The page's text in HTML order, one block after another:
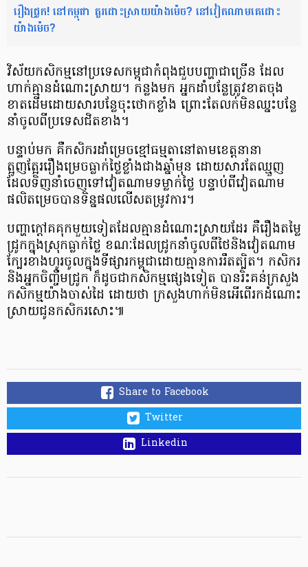
រឿងជ្រូក! នៅ​កម្ពុជា គួរដោះស្រាយ​យ៉ាងម៉េច? នៅ​វៀតណាម​គេ​ដោះ​
យ៉ាង​ម៉េច?
វិស័យ​កសិកម្ម​នៅ​ប្រទេស​កម្ពុជា​កំពុង​ជួប​បញ្ហា​ជាច្រើន​ ដែល​
ហាក់​គ្មាន​ដំណោះស្រាយ។ កន្លង​មក អ្នក​ដាំ​បន្លែ​ត្រូវ​ខាត​ចុង​
ខាត​ដើម​ដោយសារ​បន្លែ​ចុះ​ថោក​ខ្លាំង ព្រោះ​តែលក់​មិន​ឈ្នះ​បន្លែ​
នាំ​ចូល​ពីប្រទេស​ជិតខាង។
បន្ទាប់​មក គឺ​កសិករ​ដាំ​ម្រេច​ខ្មៅ​ធម្មតា​នៅ​តាម​ខេត្ត​នានា
ត្អូញត្អែរ​រឿង​ម្រេច​ធ្លាក់​ថ្លៃ​ខ្លាំង​ជាង​ឆ្នាំ​មុន ដោយសារតែ​ឈ្មួញ​
ដែលទិញ​នាំ​ចេញ​ទៅ​វៀតណាម​ទម្លាក់ថ្លៃ បន្ទាប់​ពី​វៀតណាម​
ផលិត​ម្រេច​បាន​ទិន្នផល​លើស​តម្រូវការ។
បញ្ហា​ក្ដៅ​គគុក​មួយ​ទៀត​ដែល​គ្មាន​ដំណោះស្រាយ​ដែរ គឺ​រឿង​តម្លៃ​
ជ្រូក​ក្នុង​ស្រុក​ធ្លាក់​ថ្លៃ​ ខណៈ​ដែល​ជ្រូក​នាំ​ចូល​ពី​ថៃ​និង​វៀតណាម​
ក្បែរ​ខាង​ហូរ​ចូល​ក្នុង​ទីផ្សារ​កម្ពុជា​ដោយ​គ្មាន​ការរឹតត្បិត។ កសិករ​​
និង​អ្នក​ចិញ្ចឹម​ជ្រូក​ ក៏ដូចជា​កសិកម្ម​ផ្សេង​ទៀត បាន​រិះគន់​ក្រសួង​
កសិកម្ម​យ៉ាង​ចាស់​ដៃ ដោយ​ថា​ ក្រសួង​ហាក់​មិន​អើ​ពើ​រក​ដំណោះ
ស្រាយ​ជូន​កសិករ​សោះ៕
Share to Facebook
Twitter
Linkedin